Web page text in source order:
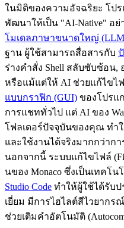
ในมิติของความอัจฉริยะ โปร
พัฒนาให้เป็น "AI-Native" อ
โมเดลภาษาขนาดใหญ่
ฐาน ผู้ใช้สามารถสื่อสารกับ
ร่างคำสั่ง Shell สลับซับซ้อน
หรือแม้แต่ให้ AI ช่วยแก้ไขไ
แบบกราฟิก (GUI) ของโปรแ
การแชททั่วไป แต่ AI ของ
โฟลเดอร์ปัจจุบันของคุณ ทำ
และใช้งานได้จริงมากกว่าก
นอกจากนี้ ระบบแก้ไขไฟล์
นของ Monaco ซึ่งเป็นเทคโ
Studio Code ทำให้ผู้ใช้ได้รับ
เยี่ยม มีการไฮไลต์สีไวยากรณ์
ช่วยเติมคำอัตโนมัติ